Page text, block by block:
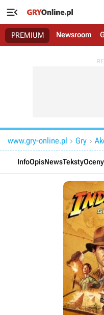

PREMIUM Newsroom
www.gry-online.pl  Gry 
InfoOpisNewsTekstyOceny